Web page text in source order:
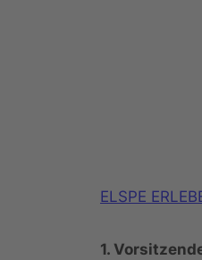
ELSPE
1.